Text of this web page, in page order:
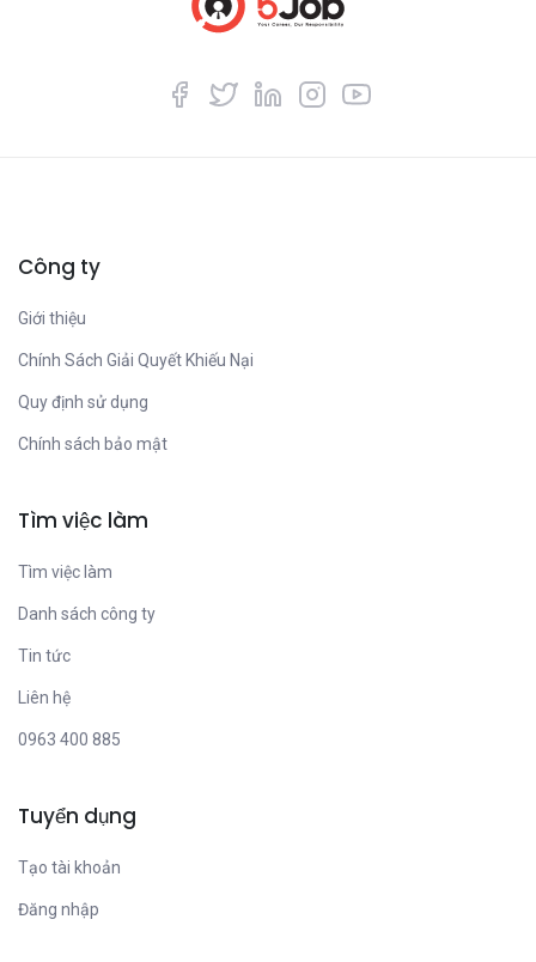
Công ty
Giới thiệu
Chính Sách Giải Quyết Khiếu Nại
Quy định sử dụng
Chính sách bảo mật
Tìm việc làm
Tìm việc làm
Danh sách công ty
Tin tức
Liên hệ
0963 400 885
Tuyển dụng
Tạo tài khoản
Đăng nhập